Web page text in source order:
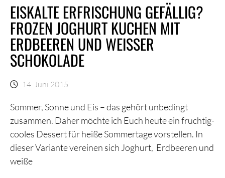
EISKALTE ERFRISCHUNG GEFÄLLIG?
FROZEN JOGHURT KUCHEN MIT
ERDBEEREN UND WEISSER S
CHOKOLADE
14. Juni 2015
Sommer, Sonne und Eis – das gehört unbedingt
zusammen. Daher möchte ich Euch heute ein fruchtig-
cooles Dessert für heiße Sommertage vorstellen. In
dieser Variante vereinen sich Joghurt, Erdbeeren und
weiße